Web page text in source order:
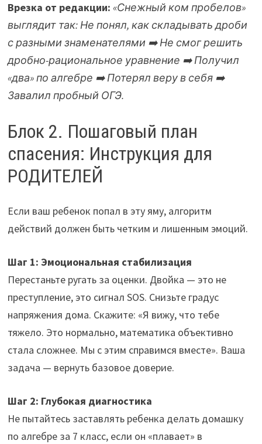
Врезка от редакции: «Снежный ком пробелов»
выглядит так: Не понял, как складывать дроби
с разными знаменателями ➡️Не смог решить
дробно-рациональное уравнение ➡️Получил
«два» по алгебре ➡️Потерял веру в себя ➡️
Завалил пробный ОГЭ.
Блок 2. Пошаговый план
спасения: Инструкция для
РОДИТЕЛЕЙ
Если ваш ребенок попал в эту яму, алгоритм
действий должен быть четким и лишенным эмоций.
Шаг 1: Эмоциональная стабилизация
Перестаньте ругать за оценки. Двойка — это не
преступление, это сигнал SOS. Снизьте градус
напряжения дома. Скажите: «Я вижу, что тебе
тяжело. Это нормально, математика объективно
стала сложнее. Мы с этим справимся вместе». Ваша
задача — вернуть базовое доверие.
Шаг 2: Глубокая диагностика
Не пытайтесь заставлять ребенка делать домашку
по алгебре за 7 класс, если он «плавает» в